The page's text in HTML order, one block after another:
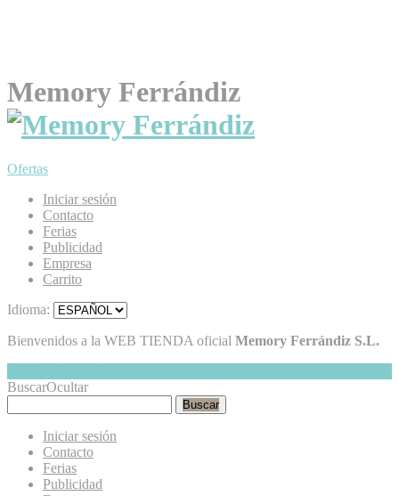
Memory Ferrándiz
Ofertas
Iniciar sesión
Contacto
Ferias
Publicidad
Empresa
Carrito
Idioma:
Bienvenidos a la WEB TIENDA oficial Memory Ferrándiz S.L.
BuscarOcultar
Buscar
Iniciar sesión
Contacto
Ferias
Publicidad